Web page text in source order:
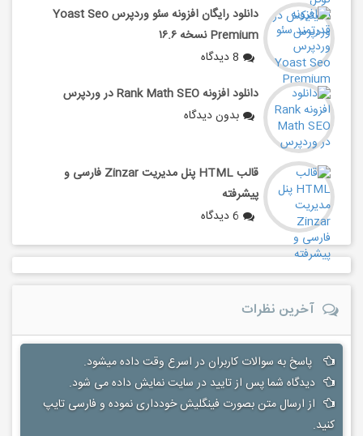
دانلود رایگان افزونه سئو وردپرس Yoast Seo
Premium نسخه ۱۶.۶
8 دیدگاه
دانلود افزونه Rank Math SEO در وردپرس
بدون دیدگاه
قالب HTML پنل مدیریت Zinzar فارسی و
پیشرفته
6 دیدگاه
آخرین نظرات
پاسخ به سوالات کاربران در اسرع وقت داده میشود.
دیدگاه شما پس از تایید در سایت نمایش داده می شود.
از ارسال متن بصورت فینگلیش خودداری نموده و فارسی تایپ
کنید.